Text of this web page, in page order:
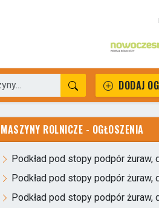
DODAJ
MASZYNY ROLNICZE - OGŁOSZENIA
Podkład pod stopy podpór żuraw,
Podkład pod stopy podpór żuraw,
Podkład pod stopy podpór żuraw,